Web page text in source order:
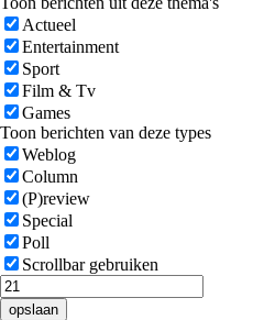
Actueel
Entertainment
Sport
Film & Tv
Games
Toon berichten van deze types
Weblog
Column
(P)review
Special
Poll
Scrollbar gebruiken
opslaan